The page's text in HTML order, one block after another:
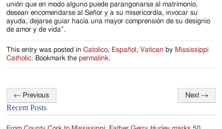
unión que en modo alguno puede parangonarse al matrimonio,
desean encomendarse al Señor y a su misericordia, invocar su
ayuda, dejarse guiar hacia una mayor comprensión de su designio
de amor y de vida”.
This entry was posted inCatolico, Español ,Vatican by Mississippi
Catholic. Bookmark thepermalink.
Post
navigation
← Previous Next →
Recent Posts